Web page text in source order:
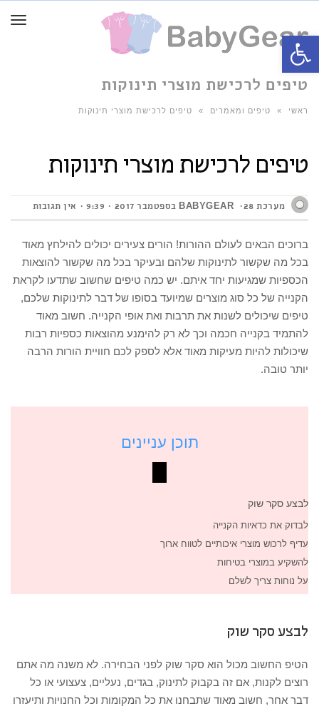
טיפים לרכישת מוצרי תינוקות
ראשי » טיפים ומאמרים » טיפים לרכישת מוצרי תינוקות
טיפים לרכישת מוצרי תינוקות
מערכת BABYGEAR 28 בספטמבר 2017 9:39 אין תגובות
ברוכים הבאים לעולם ההורות! הורים צעירים יכולים להילחץ מאוד
בכל מה שקשור לתינוקות שלהם ובעיקר בכל מה שקשור להוצאות
הכספיות שמגיעות יחד איתם. יש כמה טיפים שחשוב שתדעו לקראת
הקנייה של כל סוג מוצרים שמיועד בסופו של דבר לתינוקות שלכם,
טיפים שיכולים לשנות את תרבות ואת אופי הקנייה. חשוב מאוד
להתמיד בקנייה חכמה וכך לא רק להימנע מהוצאות כספיות רבות
שיכולות להיות מעיקות מאוד אלא לספק לכם חוויית הורות הרבה
יותר טובה.
תוכן עניינים
לבצע סקר שוק
לבדוק את כדאיות הקנייה
עדיף לרכוש מוצרי איכותיים לטווח ארוך
להשקיע במוצרי בטיחות
על נוחות צריך לשלם
לבצע סקר שוק
הטיפ החשוב מכול הוא סקר שוק לפני הבחירה. לא משנה מה אתם
רוצים לקנות, אם זה בקבוק לתינוק, בגדים, נעליים, צעצועי או כל
דבר אחר, חשוב מאוד שתבחנו את כל המקומות וכל החנויות ותיעזרו
פתח סרגל נגישות